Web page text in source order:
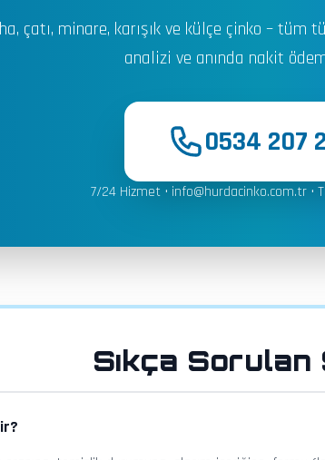
çatı, minare, karışık ve külçe çinko – tüm
analizi ve anında nakit
0534 207
7/24 Hizmet • info@hurdacinko.com.tr •
Sıkça